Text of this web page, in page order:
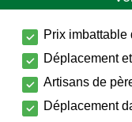
Prix imbattable
Déplacement
Artisans de
Déplacement